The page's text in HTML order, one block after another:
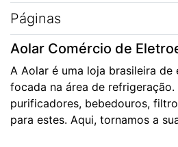
Páginas
Aolar Comércio de
A Aolar é uma loja brasileira
focada na área de refrigeração.
purificadores, bebedouros,
para estes. Aqui, tornamos a